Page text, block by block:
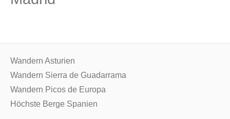
Wandern Asturien
Wandern Sierra de Guadarrama
Wandern Picos de Europa
Höchste Berge Spanien